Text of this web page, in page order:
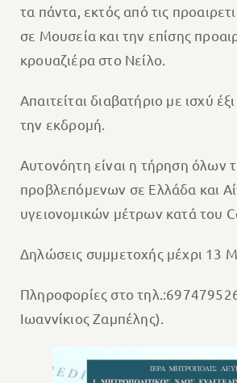
τα πάντα, εκτός από τις
σε Μουσεία και την επίσης
κρουαζιέρα στο Νείλο.
Απαιτείται διαβατήριο με ισχύ
την εκδρομή.
Αυτονόητη είναι η τήρηση όλων
προβλεπόμενων σε Ελλάδα και
υγειονομικών μέτρων κατά του
Δηλώσεις συμμετοχής μέχρι 13
Πληροφορίες στο
Ιωαννίκιος Ζαμπέλης).